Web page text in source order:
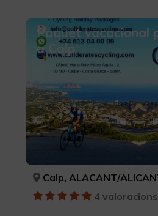
Paquet vacacional
a Calp
Calp, ALACANT/
4 valoracions